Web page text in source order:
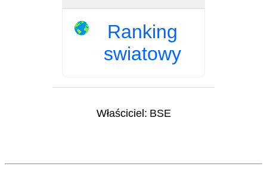
Ranking
swiatowy
Właściciel: BSE